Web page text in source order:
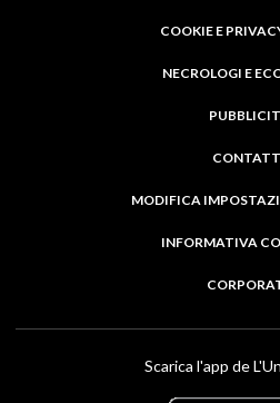
COOKIE E
NECROLOGI E
MODIFICA
INFORMATIVA
Scarica l'app de